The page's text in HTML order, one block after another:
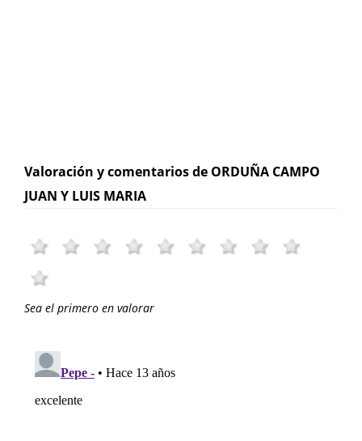
Valoración y comentarios de ORDUÑA CAMPO
JUAN Y LUIS MARIA
Sea el primero en valorar